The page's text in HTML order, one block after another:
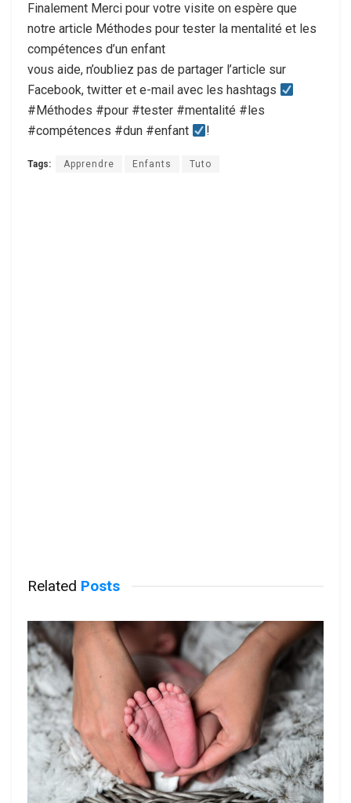
Finalement Merci pour votre visite on espère que
notre article Méthodes pour tester la mentalité et les
compétences d’un enfant
vous aide, n’oubliez pas de partager l’article sur
Facebook, twitter et e-mail avec les hashtags
#Méthodes #pour #tester #mentalité #les
#compétences #dun #enfant
!
Tags: Apprendre Enfants Tuto
Related Posts